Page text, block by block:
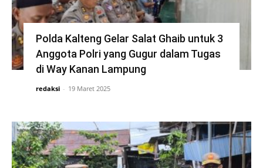
Polda Kalteng Gelar Salat Ghaib untuk 3
Anggota Polri yang Gugur dalam Tugas
di Way Kanan Lampung
redaksi - 19 Maret 2025